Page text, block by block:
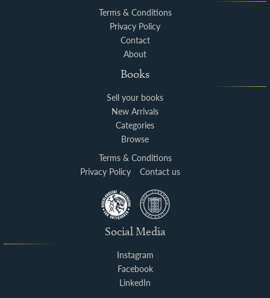
Terms & Conditions
Privacy Policy
Contact
About
Books
Sell your books
New Arrivals
Categories
Browse
Terms & Conditions
Privacy Policy
Contact us
Social Media
Instagram
Facebook
LinkedIn